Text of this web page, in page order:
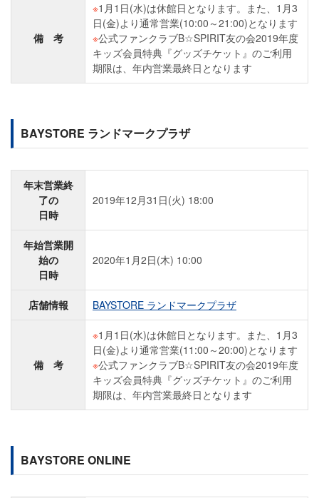
備 考
※1月1日(水)は休館日となります。また、1月3
日(金)より通常営業(10:00～21:00)となります
※公式ファンクラブB☆SPIRIT友の会2019年度
キッズ会員特典『グッズチケット』のご利用
期限は、年内営業最終日となります
BAYSTORE ランドマークプラザ
年末営業終
了の
日時
2019年12月31日(火) 18:00
年始営業開
始の
日時
2020年1月2日(木) 10:00
店舗情報 BAYSTORE ランドマークプラザ
備 考
※1月1日(水)は休館日となります。また、1月3
日(金)より通常営業(11:00～20:00)となります
※公式ファンクラブB☆SPIRIT友の会2019年度
キッズ会員特典『グッズチケット』のご利用
期限は、年内営業最終日となります
BAYSTORE ONLINE